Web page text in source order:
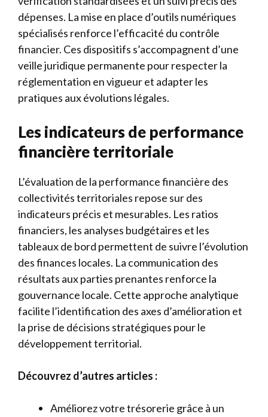
dépenses. La mise en place d’outils numériques
spécialisés renforce l’efficacité du contrôle
financier. Ces dispositifs s’accompagnent d’une
veille juridique permanente pour respecter la
réglementation en vigueur et adapter les
pratiques aux évolutions légales.
Les indicateurs de performance
financière territoriale
L’évaluation de la performance financière des
collectivités territoriales repose sur des
indicateurs précis et mesurables. Les ratios
financiers, les analyses budgétaires et les
tableaux de bord permettent de suivre l’évolution
des finances locales. La communication des
résultats aux parties prenantes renforce la
gouvernance locale. Cette approche analytique
facilite l’identification des axes d’amélioration et
la prise de décisions stratégiques pour le
développement territorial.
Découvrez d’autres articles :
Améliorez votre trésorerie grâce à un